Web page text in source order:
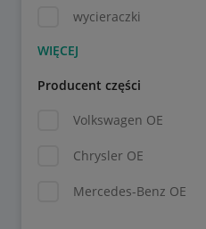
wycieraczki
Producent części
Volkswagen OE
Chrysler OE
Mercedes-Benz OE